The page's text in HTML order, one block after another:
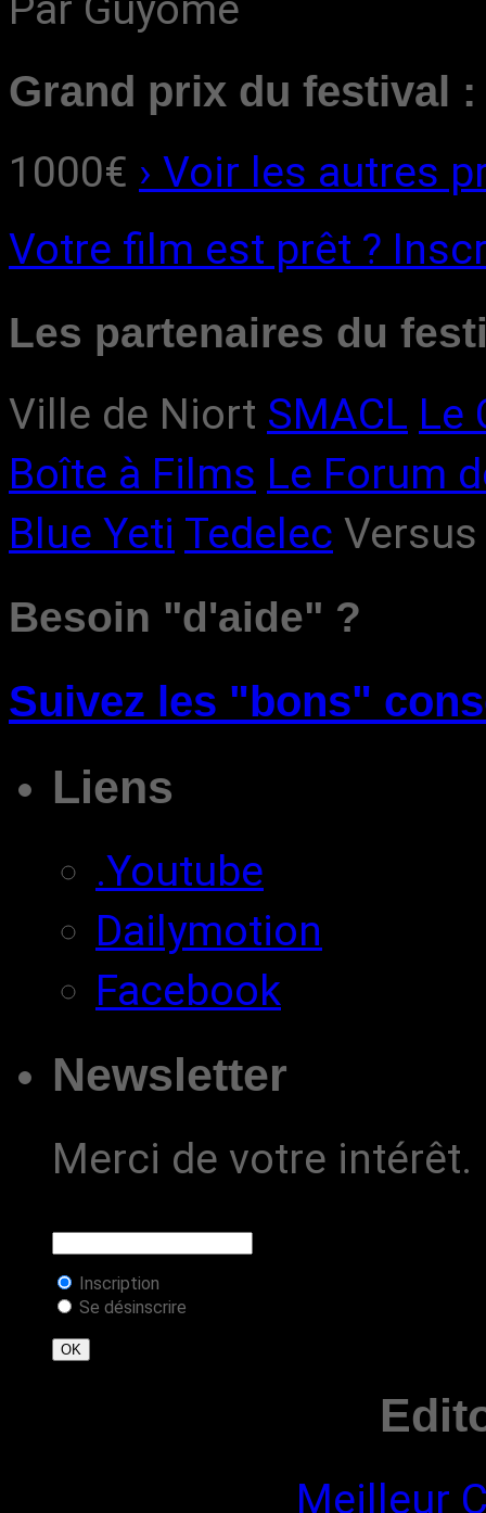
Grand prix du festival :
1000€ › Voir les autres
Votre film est prêt ?
Les partenaires du
Ville de Niort SMACL Le
Boîte à Films Le Forum
Blue Yeti Tedelec Versus
Besoin "d'aide" ?
Suivez les "bons"
Liens
.Youtube
Dailymotion
Facebook
Newsletter
Merci de votre intérêt.
Inscription
Se désinscrire
Meilleur